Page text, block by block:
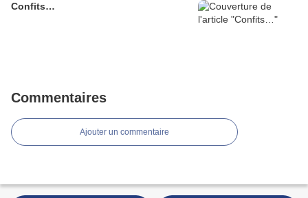
Confits…
Commentaires
Ajouter un commentaire